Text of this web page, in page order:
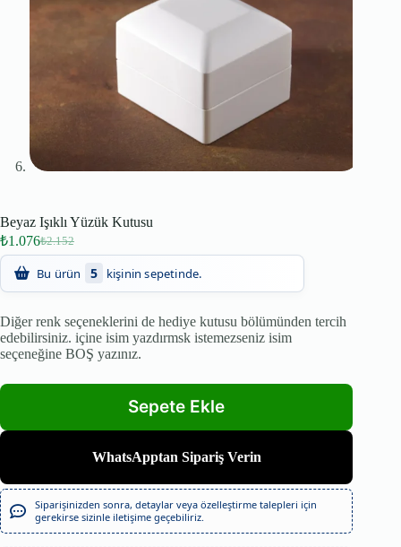
Beyaz Işıklı Yüzük Kutusu
₺2.152
₺1.076
Bu ürün 5 kişinin sepetinde.
Diğer renk seçeneklerini de hediye kutusu bölümünden tercih
edebilirsiniz. içine isim yazdırmsk istemezseniz isim
seçeneğine BOŞ yazınız.
WhatsApptan Sipariş Verin
Siparişinizden sonra, detaylar veya özelleştirme talepleri için
gerekirse sizinle iletişime geçebiliriz.